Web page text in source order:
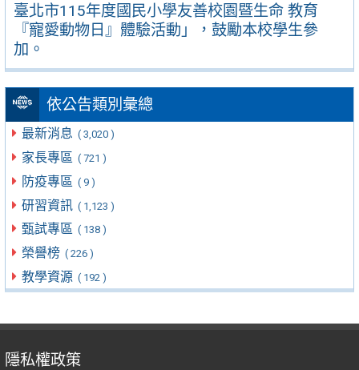
臺北市115年度國民小學友善校園暨生命 教育
『寵愛動物日』體驗活動」，鼓勵本校學生參
加。
依公告類別彙總
最新消息 ( 3,020 )
家長專區 ( 721 )
防疫專區 ( 9 )
研習資訊 ( 1,123 )
甄試專區 ( 138 )
榮譽榜 ( 226 )
教學資源 ( 192 )
隱私權政策